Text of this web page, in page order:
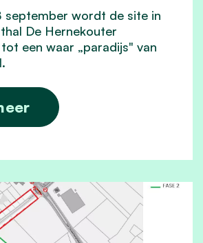
september wordt de site in
De Hernekouter
een waar „paradijs" van